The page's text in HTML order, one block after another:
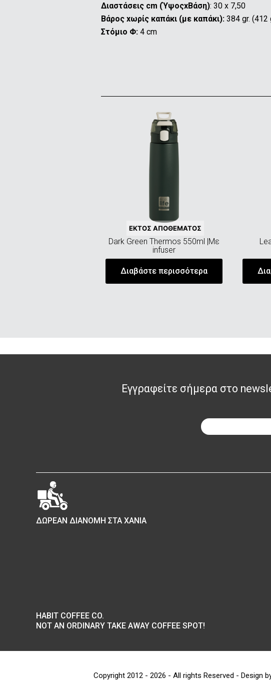
Διαστάσεις cm (ΎψοςxΒάση): 30 x 7,50
Βάρος xωρίς καπάκι (με καπάκι): 384 gr. (412
Στόμιο Φ: 4 cm
ΕΚΤΌΣ ΑΠΟΘΈΜΑΤΟΣ
Dark Green Thermos 550ml |Με
infuser
Διαβάστε περισσότερα
Εγγραφείτε σήμερα στο
ΔΩΡΕΑΝ ΔΙΑΝΟΜΗ ΣΤΑ ΧΑΝΙΑ
HABIT COFFEE CO.
NOT AN ORDINARY TAKE AWAY COFFEE SPOT!
Copyright 2012 - 2026 - All rights Reserved - Design